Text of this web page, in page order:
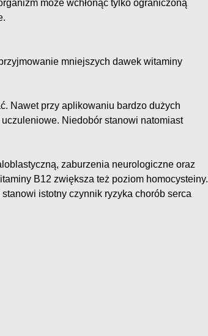
może wchłonąć tylko ograniczoną
mniejszych dawek witaminy
Nawet przy aplikowaniu bardzo dużych
Niedobór stanowi natomiast
zaburzenia neurologiczne oraz
B12 zwiększa też poziom homocysteiny.
istotny czynnik ryzyka chorób serca